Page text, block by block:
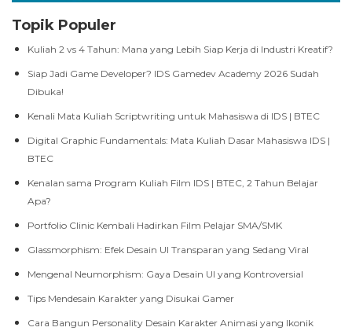
Topik Populer
Kuliah 2 vs 4 Tahun: Mana yang Lebih Siap Kerja di Industri Kreatif?
Siap Jadi Game Developer? IDS Gamedev Academy 2026 Sudah
Dibuka!
Kenali Mata Kuliah Scriptwriting untuk Mahasiswa di IDS | BTEC
Digital Graphic Fundamentals: Mata Kuliah Dasar Mahasiswa IDS |
BTEC
Kenalan sama Program Kuliah Film IDS | BTEC, 2 Tahun Belajar
Apa?
Portfolio Clinic Kembali Hadirkan Film Pelajar SMA/SMK
Glassmorphism: Efek Desain UI Transparan yang Sedang Viral
Mengenal Neumorphism: Gaya Desain UI yang Kontroversial
Tips Mendesain Karakter yang Disukai Gamer
Cara Bangun Personality Desain Karakter Animasi yang Ikonik